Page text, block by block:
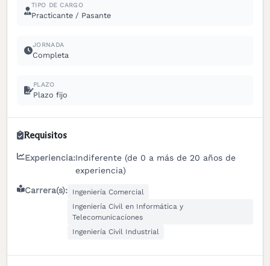
TIPO DE CARGO
Practicante / Pasante
JORNADA
Completa
PLAZO
Plazo fijo
Requisitos
Experiencia:Indiferente (de 0 a más de 20 años de
experiencia)
Carrera(s):
Ingeniería Comercial
Ingeniería Civil en Informática y
Telecomunicaciones
Ingeniería Civil Industrial